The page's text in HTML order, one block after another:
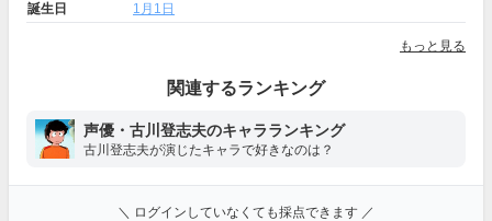
誕生日
1月1日
もっと見る
関連するランキング
声優・古川登志夫のキャラランキング
古川登志夫が演じたキャラで好きなのは？
＼ ログインしていなくても採点できます ／